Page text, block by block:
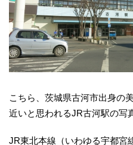
こちら、茨城県古河市出身の
近いと思われるJR古河駅の写
JR東北本線（いわゆる宇都宮